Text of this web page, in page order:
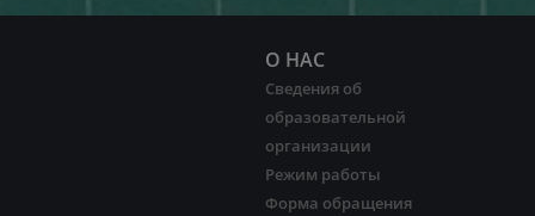
О НАС
Сведения об
образовательной
организации
Режим работы
Форма обращения